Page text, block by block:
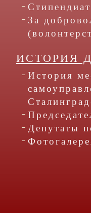
За
ИСТОРИЯ
История
Депутаты